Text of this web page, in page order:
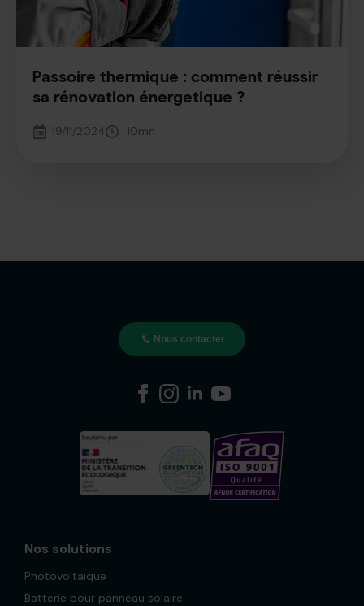
Passoire thermique : comment réussir
sa rénovation énergetique ?
19/11/2024 10mn
Nous contacter
Nos solutions
Photovoltaïque
Batterie pour panneau solaire